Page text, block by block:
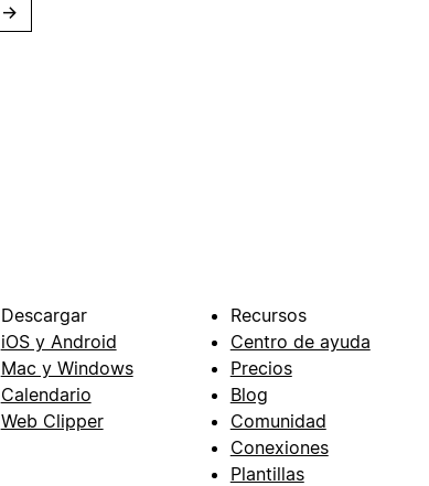
→
Descargar
iOS y Android
Mac y Windows
Calendario
Web Clipper
Recursos
Centro de ayuda
Precios
Blog
Comunidad
Conexiones
Plantillas